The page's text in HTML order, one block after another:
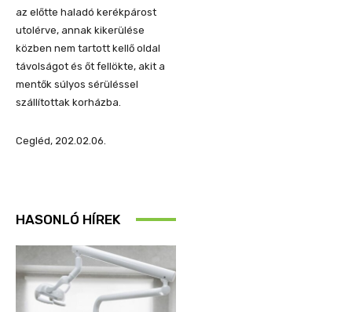
az előtte haladó kerékpárost
utolérve, annak kikerülése
közben nem tartott kellő oldal
távolságot és őt fellökte, akit a
mentők súlyos sérüléssel
szállítottak korházba.
Cegléd, 202.02.06.
HASONLÓ HÍREK